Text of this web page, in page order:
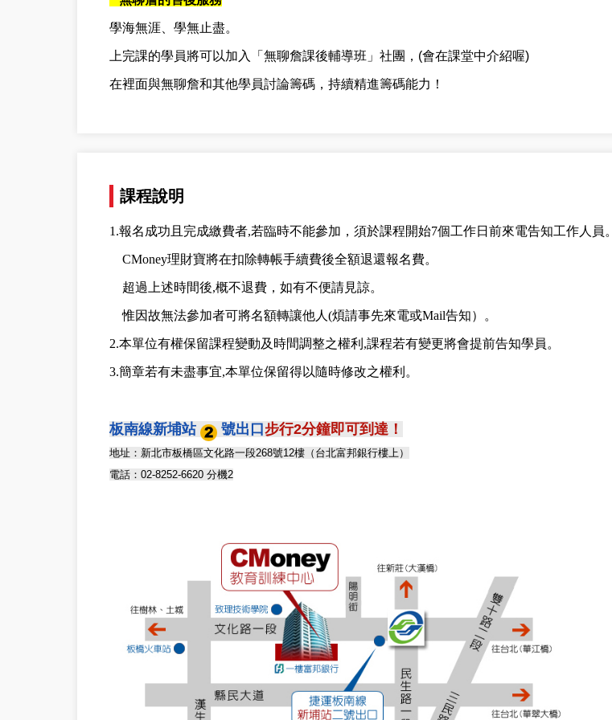
學海無涯、學無止盡。
上完課的學員將可以加入「無聊詹課後輔導班」社團，(會在課堂中介紹喔)
在裡面與無聊詹和其他學員討論籌碼，持續精進籌碼能力！
課程說明
1.報名成功且完成繳費者,若臨時不能參加，須於課程開始7個工作日前來電告知工作人員。
CMoney理財寶將在扣除轉帳手續費後全額退還報名費。
超過上述時間後,概不退費，如有不便請見諒。
惟因故無法參加者可將名額轉讓他人(煩請事先來電或Mail告知）。
2.本單位有權保留課程變動及時間調整之權利,課程若有變更將會提前告知學員。
3.簡章若有未盡事宜,本單位保留得以隨時修改之權利。
板南線新埔站 號出口 步行2分鐘即可到達！
地址：新北市板橋區文化路一段268號12樓（台北富邦銀行樓上）
電話：02-8252-6620 分機2